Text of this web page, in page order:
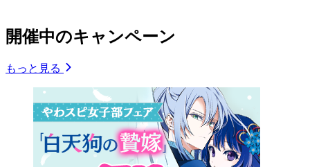
開催中のキャンペーン
もっと見る